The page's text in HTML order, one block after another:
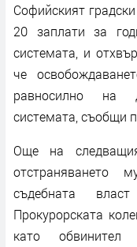
Софийският
20 заплати за
системата, и
че
равносилно на
системата, съобщи
Още на
съдебната
Прокурорската
като обвинител